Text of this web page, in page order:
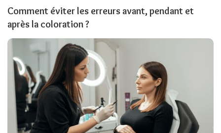
Comment éviter les erreurs avant, pendant et
après la coloration ?